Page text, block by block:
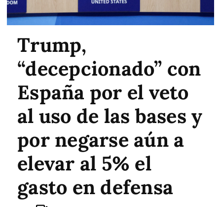
Trump,
“decepcionado” con
España por el veto
al uso de las bases y
por negarse aún a
elevar al 5% el
gasto en defensa